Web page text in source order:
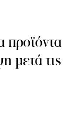
προϊόντα
μετά τις